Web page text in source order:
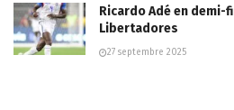
Ricardo Adé en demi-
Libertadores
27 septembre 2025